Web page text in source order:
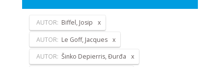
AUTOR: Biffel, Josip
AUTOR: Le Goff, Jacques
AUTOR: Šinko Depierris, Đurđa